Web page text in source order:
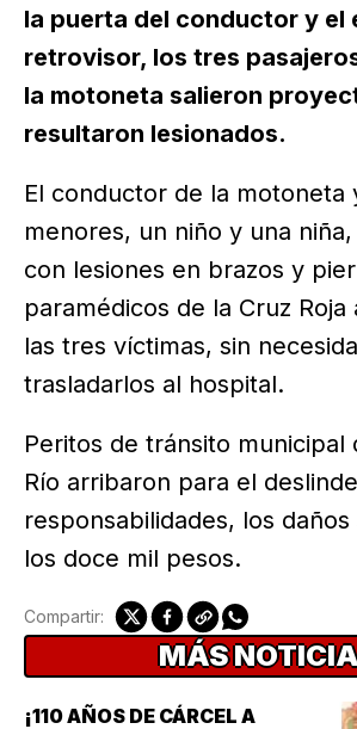
la puerta del conductor y el
retrovisor, los tres
la motoneta salieron
resultaron lesionados.
El conductor de la motoneta
menores, un niño y una
con lesiones en brazos y
paramédicos de la Cruz Roja
las tres víctimas, sin
trasladarlos al hospital.
Peritos de tránsito municipal
Río arribaron para el
responsabilidades, los
los doce mil pesos.
Compartir:
MÁS
¡110 AÑOS DE CÁRCEL A